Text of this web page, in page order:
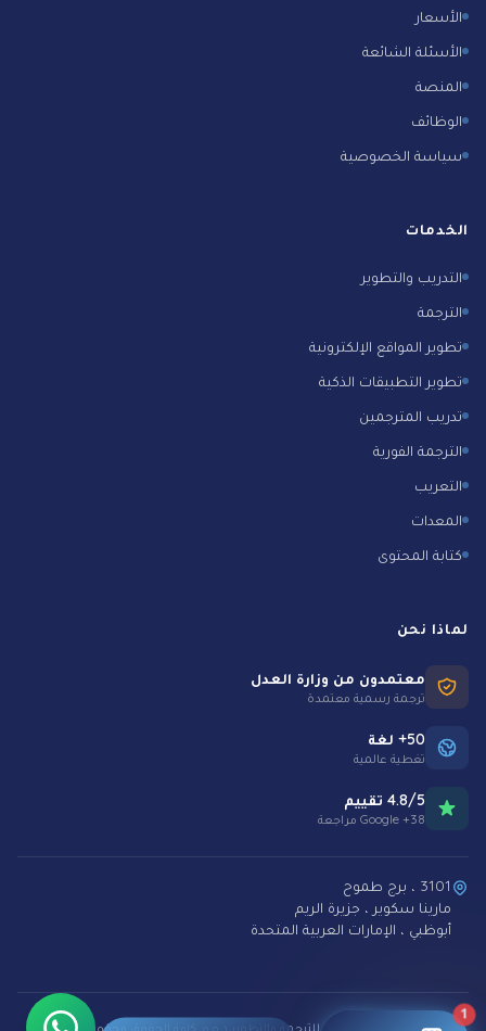
الأسعار
الأسئلة الشائعة
المنصة
الوظائف
سياسة الخصوصية
الخدمات
التدريب والتطوير
الترجمة
تطوير المواقع الإلكترونية
تطوير التطبيقات الذكية
تدريب المترجمين
الترجمة الفورية
التعريب
المعدات
كتابة المحتوى
لماذا نحن
معتمدون من وزارة العدل
ترجمة رسمية معتمدة
50+ لغة
تغطية عالمية
4.8/5 تقييم
38+ Google مراجعة
3101 ، برج طموح
مارينا سكوير ، جزيرة الريم
أبوظبي ، الإمارات العربية المتحدة
1